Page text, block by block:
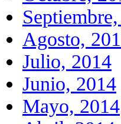
Agosto,
Julio, 2014
Junio, 2014
Mayo, 2014